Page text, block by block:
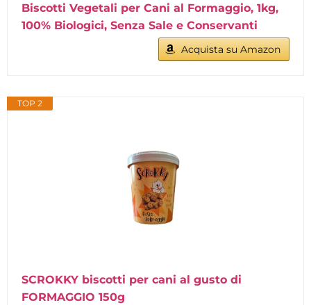
Biscotti Vegetali per Cani al Formaggio, 1kg,
100% Biologici, Senza Sale e Conservanti
Acquista su Amazon
TOP 2
SCROKKY biscotti per cani al gusto di
FORMAGGIO 150g